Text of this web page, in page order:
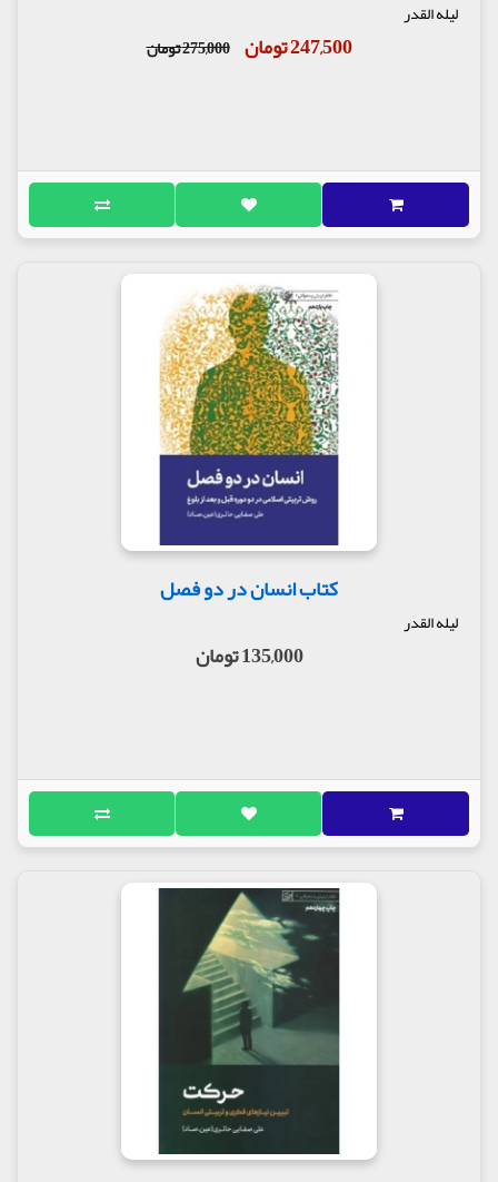
لیله القدر
247,500 تومان 275,000 تومان
کتاب انسان در دو فصل
لیله القدر
135,000 تومان